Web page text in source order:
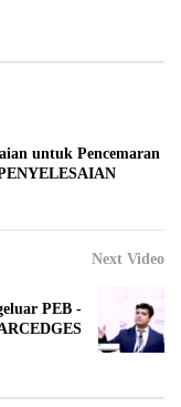
untuk Pencemaran
Next Video
PEB -